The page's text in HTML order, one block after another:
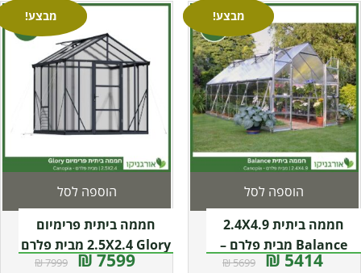
מבצע!
חממה ביתית 2.4X4.9
Balance מבית פלרם –
Canopia
5414 ₪
5699 ₪
הוספה לסל
מבצע!
חממה ביתית פרימיום
2.5X2.4 Glory מבית פלרם
– Canopia
7599 ₪
7999 ₪
הוספה לסל